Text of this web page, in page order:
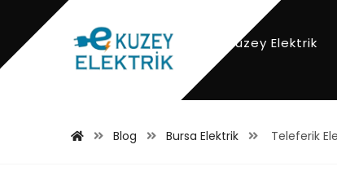
Kuzey Elektrik
Blog Bursa Elektrik Teleferik